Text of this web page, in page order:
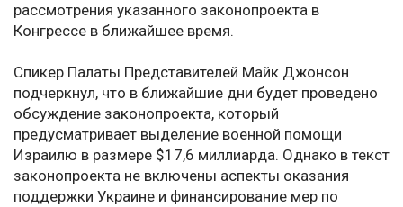
рассмотрения указанного законопроекта в
Конгрессе в ближайшее время.
Спикер Палаты Представителей Майк Джонсон
подчеркнул, что в ближайшие дни будет проведено
обсуждение законопроекта, который
предусматривает выделение военной помощи
Израилю в размере $17,6 миллиарда. Однако в текст
законопроекта не включены аспекты оказания
поддержки Украине и финансирование мер по